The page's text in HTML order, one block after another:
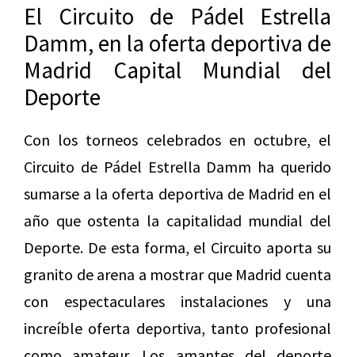
El Circuito de Pádel Estrella
Damm, en la oferta deportiva de
Madrid Capital Mundial del
Deporte
Con los torneos celebrados en octubre, el
Circuito de Pádel Estrella Damm ha querido
sumarse a la oferta deportiva de Madrid en el
año que ostenta la capitalidad mundial del
Deporte. De esta forma, el Circuito aporta su
granito de arena a mostrar que Madrid cuenta
con espectaculares instalaciones y una
increíble oferta deportiva, tanto profesional